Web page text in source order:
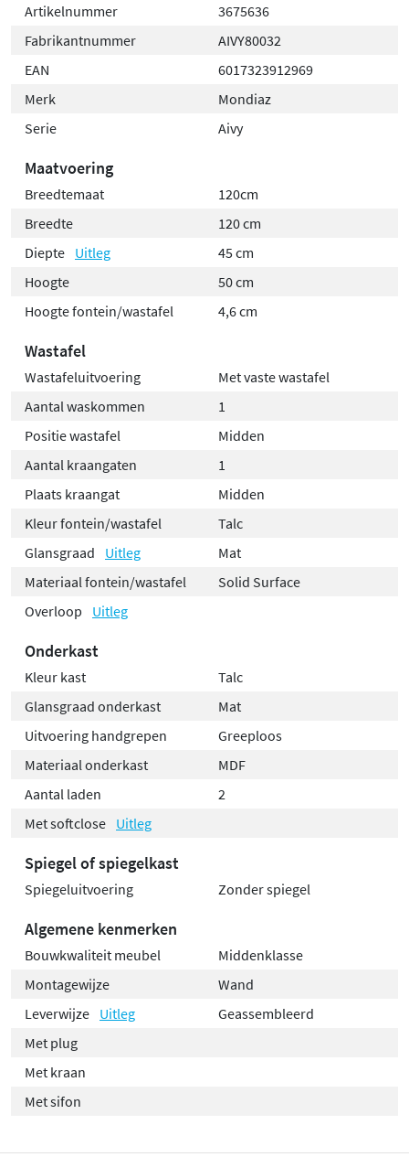
Artikelnummer
3675636
Fabrikantnummer
AIVY80032
EAN
6017323912969
Merk
Mondiaz
Serie
Aivy
Maatvoering
Breedtemaat
120cm
Breedte
120 cm
Diepte Uitleg
45 cm
Hoogte
50 cm
Hoogte fontein/wastafel
4,6 cm
Wastafel
Wastafeluitvoering
Met vaste wastafel
Aantal waskommen
1
Positie wastafel
Midden
Aantal kraangaten
1
Plaats kraangat
Midden
Kleur fontein/wastafel
Talc
Glansgraad
Uitleg
Mat
Materiaal fontein/wastafel
Solid Surface
Overloop
Uitleg
Onderkast
Kleur kast
Talc
Glansgraad onderkast
Mat
Uitvoering handgrepen
Greeploos
Materiaal onderkast
MDF
Aantal laden
2
Met softclose Uitleg
Spiegel of spiegelkast
Spiegeluitvoering Zonder spiegel
Algemene kenmerken
Bouwkwaliteit meubel
Middenklasse
Montagewijze
Wand
Leverwijze Uitleg
Geassembleerd
Met plug
Met kraan
Met sifon